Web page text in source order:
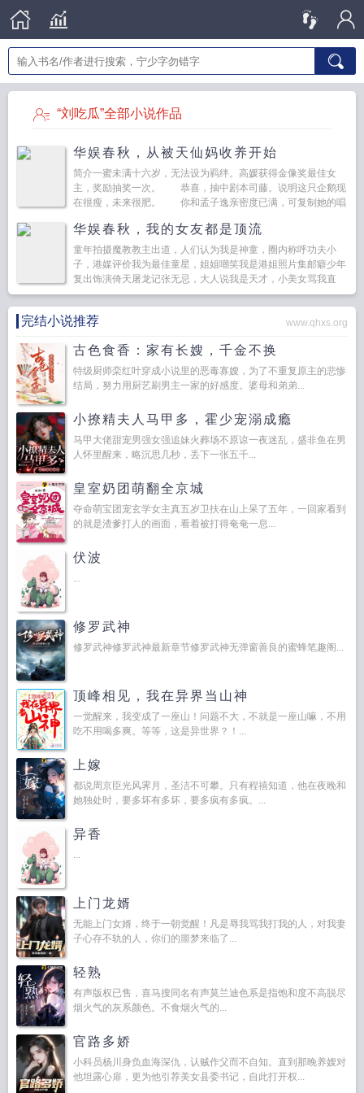
“刘吃瓜”全部小说作品
华娱春秋，从被天仙妈收养开始
简介一蜜未满十六岁，无法设为羁绊。高媛获得金像奖最佳女
主，奖励抽奖一次。 恭喜，抽中剧本司藤。说明这只企鹅现
在很瘦，未来很肥。 你和孟子逸亲密度已满，可复制她的唱
华娱春秋，我的女友都是顶流
童年拍摄魔教教主出道，人们认为我是神童，圈内称呼功夫小
子，港媒评价我为最佳童星，姐姐嘲笑我是港姐照片集邮癖少年
复出饰演倚天屠龙记张无忌，大人说我是天才，小美女骂我直
男，媛媛喊我小哥哥，大姐姐叫我臭弟弟，圈内称赞我...
完结小说推荐 www.qhxs.org
古色食香：家有长嫂，千金不换
特级厨师栾红叶穿成小说里的恶毒寡嫂，为了不重复原主的悲惨
结局，努力用厨艺刷男主一家的好感度。婆母和弟弟...
小撩精夫人马甲多，霍少宠溺成瘾
马甲大佬甜宠男强女强追妹火葬场不原谅一夜迷乱，盛非鱼在男
人怀里醒来，略沉思几秒，丢下一张五千...
皇室奶团萌翻全京城
夺命萌宝团宠玄学女主真五岁卫扶在山上呆了五年，一回家看到
的就是渣爹打人的画面，看着被打得奄奄一息...
伏波
...
修罗武神
修罗武神修罗武神最新章节修罗武神无弹窗善良的蜜蜂笔趣阁...
顶峰相见，我在异界当山神
一觉醒来，我变成了一座山！问题不大，不就是一座山嘛，不用
吃不用喝多爽。等等，这是异世界？！...
上嫁
都说周京臣光风霁月，圣洁不可攀。只有程禧知道，他在夜晚和
她独处时，要多坏有多坏，要多疯有多疯。...
异香
...
上门龙婿
无能上门女婿，终于一朝觉醒！凡是辱我骂我打我的人，对我妻
子心存不轨的人，你们的噩梦来临了...
轻熟
有声版权已售，喜马搜同名有声莫兰迪色系是指饱和度不高脱尽
烟火气的灰系颜色。不食烟火气的...
官路多娇
小科员杨川身负血海深仇，认贼作父而不自知。直到那晚养嫂对
他坦露心扉，更为他引荐美女县委书记，自此打开权...